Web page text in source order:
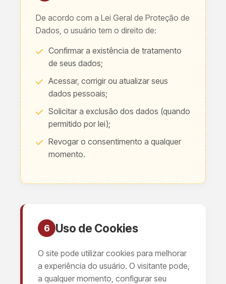
De acordo com a Lei Geral de Proteção de
Dados, o usuário tem o direito de:
Confirmar a existência de tratamento
de seus dados;
Acessar, corrigir ou atualizar seus
dados pessoais;
Solicitar a exclusão dos dados (quando
permitido por lei);
Revogar o consentimento a qualquer
momento.
6 Uso de Cookies
O site pode utilizar cookies para melhorar
a experiência do usuário. O visitante pode,
a qualquer momento, configurar seu